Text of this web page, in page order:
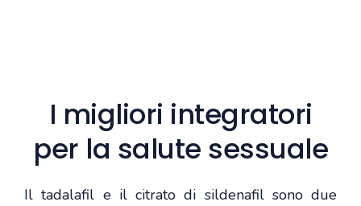
I migliori integratori
per la salute sessuale
Il tadalafil e il citrato di sildenafil sono due